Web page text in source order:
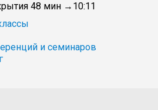
48 мин → 10:11
и семинаров